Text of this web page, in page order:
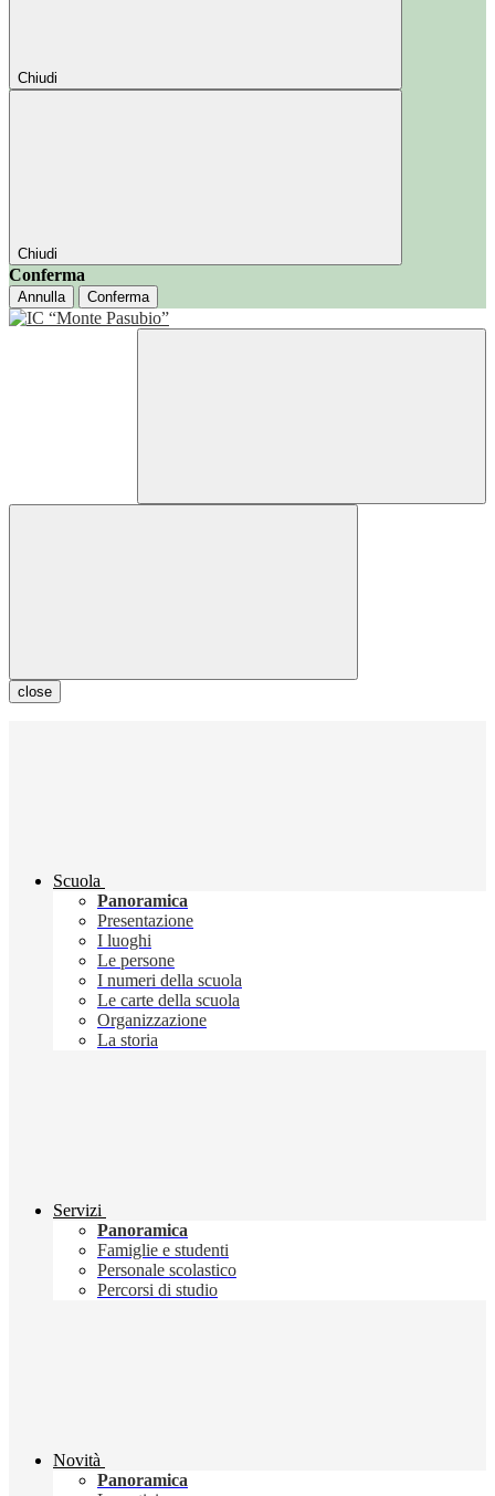
Chiudi
Chiudi
Conferma
Annulla Conferma
close
Scuola
Panoramica
Presentazione
I luoghi
Le persone
I numeri della scuola
Le carte della scuola
Organizzazione
La storia
Servizi
Panoramica
Famiglie e studenti
Personale scolastico
Percorsi di studio
Novità
Panoramica